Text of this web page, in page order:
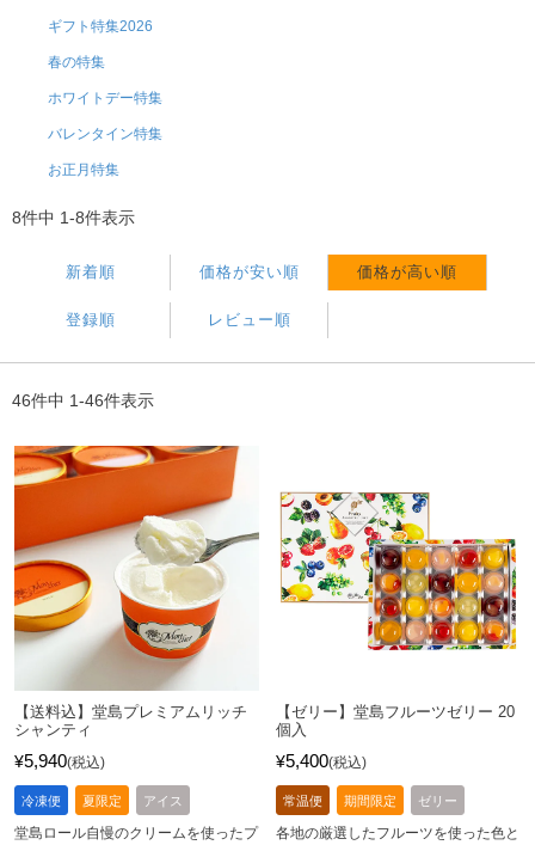
ギフト特集2026
春の特集
ホワイトデー特集
バレンタイン特集
お正月特集
8件中 1-8件表示
新着順 価格が安い順 価格が高い順
登録順 レビュー順
46件中 1-46件表示
【送料込】堂島プレミアムリッチ
シャンティ
¥5,940 税込
冷凍便 夏限定 アイス
堂島ロール自慢のクリームを使ったプ
【ゼリー】堂島フルーツゼリー 20
個入
¥5,400 税込
常温便 期間限定 ゼリー
各地の厳選したフルーツを使った色と